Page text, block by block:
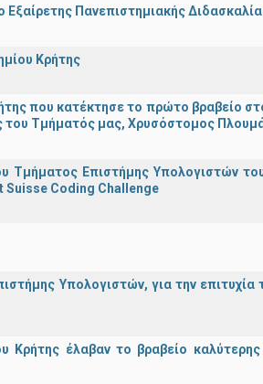
Πανεπιστημιακής
Κρήτης
που κατέκτησε το πρώτο βραβείο
του Τμήματός μας, Χρυσόστομος
Τμήματος Επιστήμης Υπολογιστών
Suisse Coding Challenge
Υπολογιστών, για την επιτυχία
έλαβαν το βραβείο καλύτερης